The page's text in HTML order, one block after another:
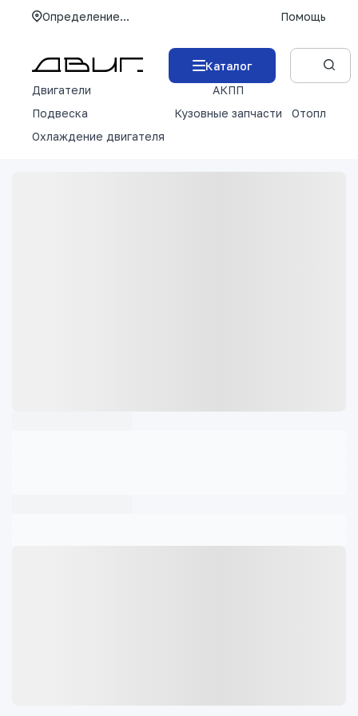
Определение... Помощь
Каталог
Двигатели
АКПП
Подвеска
Кузовные запчасти
Отопление
Охлаждение двигателя